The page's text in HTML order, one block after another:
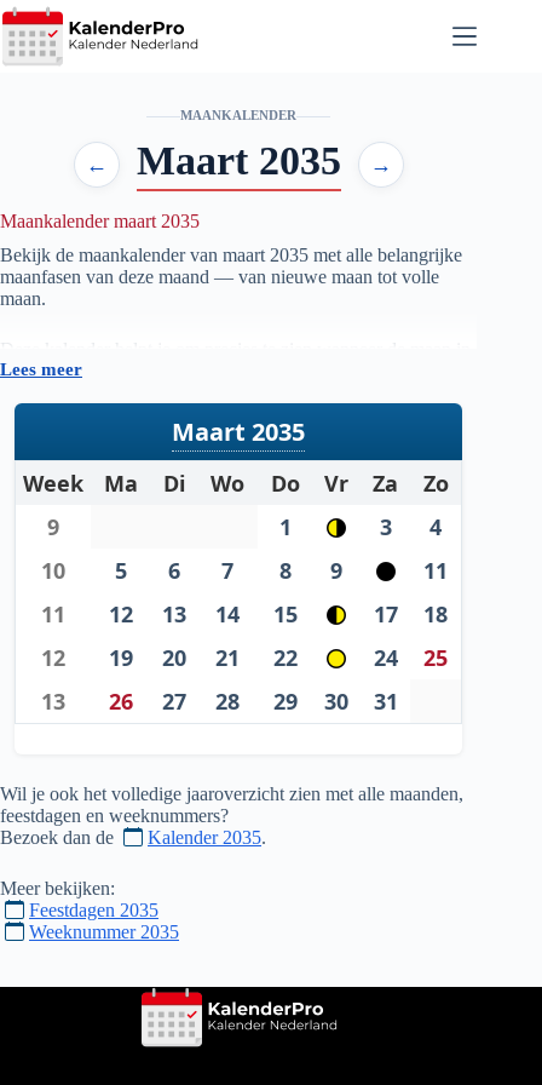
Ga
naar
de
MAANKALENDER
← Maart 2035 →
Maankalender maart 2035
Bekijk de maankalender van maart 2035 met alle belangrijke
maanfasen van deze maand — van nieuwe maan tot volle
maan.
Deze kalender helpt je om precies te zien wanneer de maan in
welke fase staat, handig voor iedereen die geïnteresseerd is in
weten wanneer de volgende volle maan zichtbaar is.
De gegevens worden automatisch bijgewerkt en zijn
gebaseerd op betrouwbare astronomische berekeningen. Zo
maand.
Lees meer
Maart 2035
Week Ma Di Wo Do Vr Za
Zo
9
1 3
4
10
5 6 7 8 9
11
11
12 13 14 15 17
18
12
19 20 21 22 24
25
13
26 27 28 29 30 31
Wil je ook het volledige jaaroverzicht zien met alle maanden,
feestdagen en weeknummers?
Bezoek dan de
Kalender 2035.
Meer bekijken:
Feestdagen 2035
Weeknummer 2035